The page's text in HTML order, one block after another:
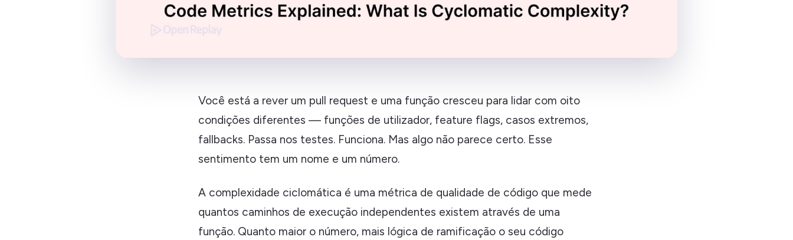
Você está a rever um pull request e uma função cresceu para lidar com oito
condições diferentes — funções de utilizador, feature flags, casos extremos,
fallbacks. Passa nos testes. Funciona. Mas algo não parece certo. Esse
sentimento tem um nome e um número.
A complexidade ciclomática é uma métrica de qualidade de código que mede
quantos caminhos de execução independentes existem através de uma
função. Quanto maior o número, mais lógica de ramificação o seu código